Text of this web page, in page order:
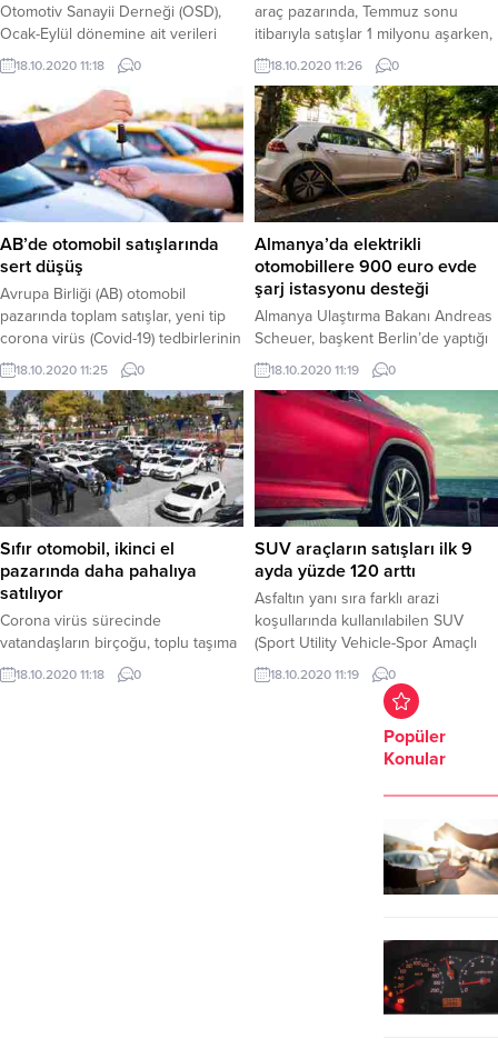
Otomotiv Sanayii Derneği (OSD),
Ocak-Eylül dönemine ait verileri
açıkladı. OSD’nin açıkladığı verilere
göre otomobil üretimi geçen yılın
ilk 9 ayına göre yüzde 18 oranında
azaldı. Pandemi dolayısıyla üretimin
yavaşlaması, sıfır araçların ve buna
bağlı olarak da ikinci el otomobil
fiyatlarının yükselmesine neden
oldu. Sıfır araçlara talebin yüksek
olması ve otomobil...
18.10.2020 11:18 0
araç pazarında, Temmuz sonu
itibarıyla satışlar 1 milyonu aşarken,
fiyatlar da Temmuz'da bir önceki
aya kıyasla yüzde 7,5 ve geçen yılın
aralık ayına göre de yüzde 32,2
arttı.
18.10.2020 11:26 0
AB’de otomobil satışlarında
sert düşüş
Avrupa Birliği (AB) otomobil
pazarında toplam satışlar, yeni tip
corona virüs (Covid-19) tedbirlerinin
devam ettiği ağustos ayında
2019'un aynı dönemine göre yüzde
18,9 azaldı.
18.10.2020 11:25 0
Almanya’da elektrikli
otomobillere 900 euro evde
şarj istasyonu desteği
Almanya Ulaştırma Bakanı Andreas
Scheuer, başkent Berlin’de yaptığı
açıklamada, federal hükümetin ev
ve apartmanların özel park
alanlarında elektrikli otomobiller için
akıllı bir şarj istasyonu kurmasını
teşvik edeceğini belirtti.
18.10.2020 11:19 0
Sıfır otomobil, ikinci el
pazarında daha pahalıya
satılıyor
Corona virüs sürecinde
vatandaşların birçoğu, toplu taşıma
araçlarında bulaş riskinin daha
yüksek olduğunu düşünerek araç
18.10.2020 11:18 0
SUV araçların satışları ilk 9
ayda yüzde 120 arttı
Asfaltın yanı sıra farklı arazi
koşullarında kullanılabilen SUV
(Sport Utility Vehicle-Spor Amaçlı
Taşıt) otomobiller, sürüş koşulları
bakımında zengin bir yelpaze
18.10.2020 11:19 0
Popüler
Konular